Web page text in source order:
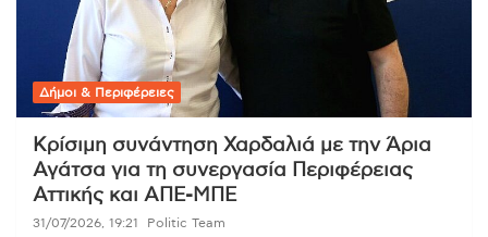
Δήμοι & Περιφέρειες
Κρίσιμη συνάντηση Χαρδαλιά με την Άρια
Αγάτσα για τη συνεργασία Περιφέρειας
Αττικής και ΑΠΕ-ΜΠΕ
31/07/2026, 19:21 Politic Team